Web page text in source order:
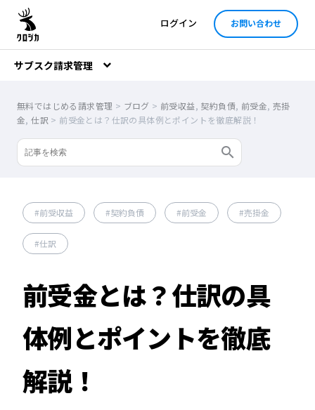
ログイン お問い合わせ
サブスク請求管理
無料ではじめる請求管理 > ブログ > 前受収益, 契約負債, 前受金, 売掛
金,仕訳 > 前受金とは？仕訳の具体例とポイントを徹底解説！
前受収益 契約負債 前受金 売掛金
仕訳
前受金とは？仕訳の具
体例とポイントを徹底
解説！